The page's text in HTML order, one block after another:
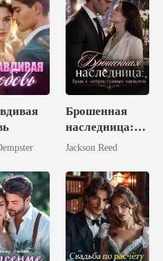
Брошенная
наследница:
Брак с
магнатом
Jackson Reed